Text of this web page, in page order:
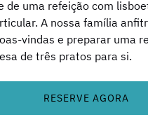
de uma refeição com
A nossa família
vindas e preparar uma
de três pratos para si.
RESERVE AGORA